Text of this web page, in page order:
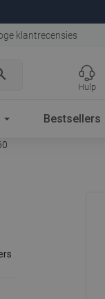
klantrecensies
Hulp
Bestsellers